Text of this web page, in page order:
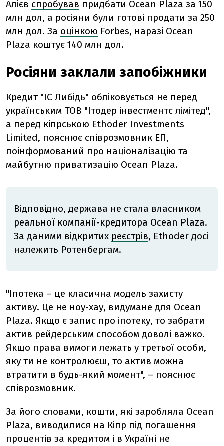
Алієв спробував придбати Ocean Plaza за 150
млн дол, а росіяни були готові продати за 250
млн дол. За оцінкою Forbes, наразі Ocean
Plaza коштує 140 млн дол.
Росіяни заклали запобіжники
Кредит "ІС Либідь" обліковується не перед
українським ТОВ "Ітодер інвестментс лімітед",
а перед кіпрською Ethoder Investments
Limited, пояснює співрозмовник ЕП,
поінформований про націоналізацію та
майбутню приватизацію Ocean Plaza.
Відповідно, держава не стала власником
реальної компанії-кредитора Ocean Plaza.
За даними відкритих реєстрів, Ethoder досі
належить Ротенбергам.
"Іпотека – це класична модель захисту
активу. Це не ноу-хау, видумане для Ocean
Plaza. Якщо є запис про іпотеку, то забрати
актив рейдерським способом доволі важко.
Якщо права вимоги лежать у третьої особи,
яку ти не контролюєш, то актив можна
втратити в будь-який момент", – пояснює
співрозмовник.
За його словами, кошти, які заробляла Ocean
Plaza, виводилися на Кіпр під погашення
процентів за кредитом і в Україні не